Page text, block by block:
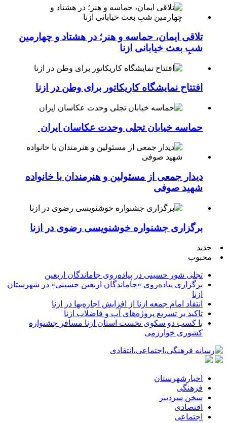
تلاقی ایمان، حماسه و هنر؛ در هشتاد و چهارمین
شبِ بعث خیابانی ازنا
افتتاح نمایشگاه کاریکاتور برای وطن در ازنا
حماسه خیابان تجلی وحدت عکاسان ایران
دیدار جمعی از مسئولین و هنرمندان با خانواده
شهید صوفی
برگزاری جشنواره خوشنویسی رضوی در ازنا
جدید
محبوب
تجلی شور حسینی در پیاده‌روی جاماندگان اربعین
برگزاری پیاده‌روی «جاماندگان اربعین حسینی» در شهرستان
ازنا
انتقاد امام جمعه ازنا از افزایش اجاره‌بها در ازنا
تاکید بر تسریع پروژه‌های آب و فاضلاب ازنا
با کسب دو سکوی نخست استان ازنا مسافر جشنواره
کشوری خوارزمی
اخبارشهرستان
فرهنگی
سخن سردبیر
اقتصادی
اجتماعی